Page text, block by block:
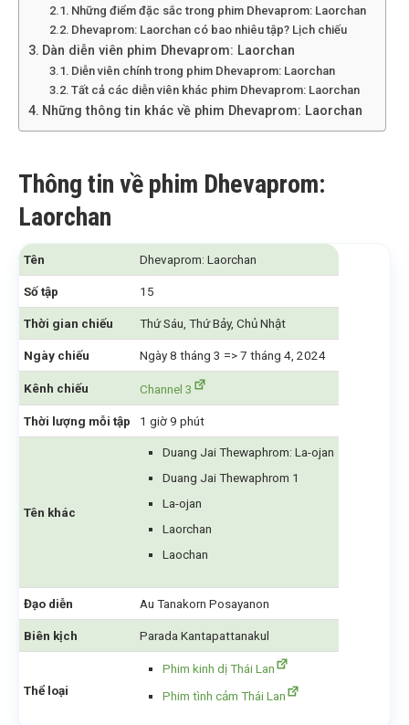
Những điểm đặc sắc trong phim Dhevaprom: Laorchan
Dhevaprom: Laorchan có bao nhiêu tập? Lịch chiếu
Dàn diễn viên phim Dhevaprom: Laorchan
Diễn viên chính trong phim Dhevaprom: Laorchan
Tất cả các diễn viên khác phim Dhevaprom: Laorchan
Những thông tin khác về phim Dhevaprom: Laorchan
Thông tin về phim Dhevaprom:
Laorchan
Tên Dhevaprom: Laorchan
Số tập 15
Thời gian chiếu Thứ Sáu, Thứ Bảy, Chủ Nhật
Ngày chiếu Ngày 8 tháng 3 => 7 tháng 4, 2024
Kênh chiếu Channel 3
Thời lượng mỗi tập 1 giờ 9 phút
Tên khác
Duang Jai Thewaphrom: La-ojan
Duang Jai Thewaphrom 1
La-ojan
Laorchan
Laochan
Đạo diễn Au Tanakorn Posayanon
Biên kịch Parada Kantapattanakul
Thể loại
Phim kinh dị Thái Lan
Phim tình cảm Thái Lan